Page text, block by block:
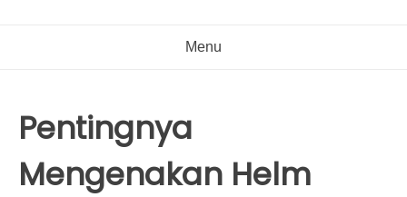
Menu
Pentingnya
Mengenakan Helm